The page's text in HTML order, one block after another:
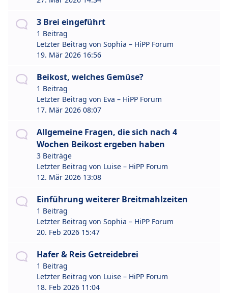
3 Brei eingeführt
1 Beitrag
Letzter Beitrag von Sophia – HiPP Forum
19. Mär 2026 16:56
Beikost, welches Gemüse?
1 Beitrag
Letzter Beitrag von Eva – HiPP Forum
17. Mär 2026 08:07
Allgemeine Fragen, die sich nach 4
Wochen Beikost ergeben haben
3 Beiträge
Letzter Beitrag von Luise – HiPP Forum
12. Mär 2026 13:08
Einführung weiterer Breitmahlzeiten
1 Beitrag
Letzter Beitrag von Sophia – HiPP Forum
20. Feb 2026 15:47
Hafer & Reis Getreidebrei
1 Beitrag
Letzter Beitrag von Luise – HiPP Forum
18. Feb 2026 11:04